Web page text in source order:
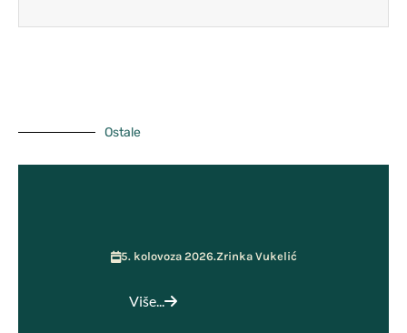
Ostale
5. kolovoza 2026.Zrinka Vukelić
Više...